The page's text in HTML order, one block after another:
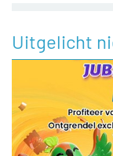
Uitgelicht